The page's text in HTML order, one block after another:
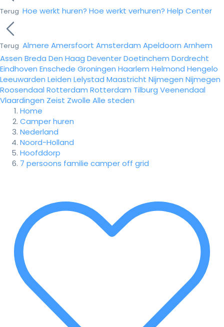
Terug Hoe werkt huren? Hoe werkt verhuren? Help Center
Terug Almere Amersfoort Amsterdam Apeldoorn Arnhem
Assen Breda Den Haag DeventerDoetinchem Dordrecht
Eindhoven Enschede Groningen Haarlem Helmond Hengelo
Leeuwarden Leiden Lelystad Maastricht Nijmegen Nijmegen
Roosendaal Rotterdam Rotterdam Tilburg Veenendaal
Vlaardingen Zeist Zwolle Alle steden
Home
Camper huren
Nederland
Noord-Holland
Hoofddorp
7 persoons familie camper off grid